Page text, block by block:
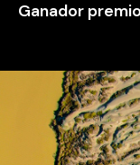
Ganador